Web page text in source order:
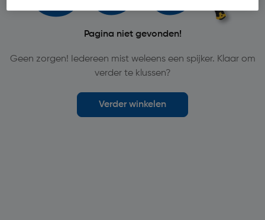
Pagina niet gevonden!
Geen zorgen! Iedereen mist weleens een spijker. Klaar om
verder te klussen?
Verder winkelen